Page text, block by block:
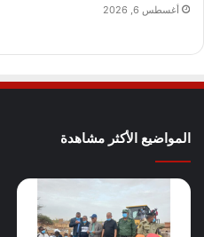
أغسطس 6, 2026
المواضيع الأكثر مشاهدة